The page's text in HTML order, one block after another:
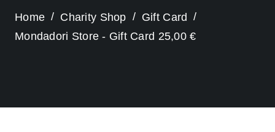
Home Charity Shop
Gift Card
Mondadori Store - Gift Card 25,00 €